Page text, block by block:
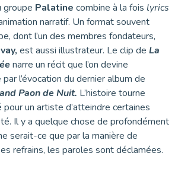
groupe Palatine combine à la fois lyrics
narratif. Un format souvent
dont l’un des membres fondateurs,
est aussi illustrateur. Le clip de La
narre un récit que l’on devine
l’évocation du dernier album de
Paon de Nuit. L’histoire tourne
un artiste d’atteindre certaines
Il y a quelque chose de profondément
serait-ce que par la manière de
refrains, les paroles sont déclamées.